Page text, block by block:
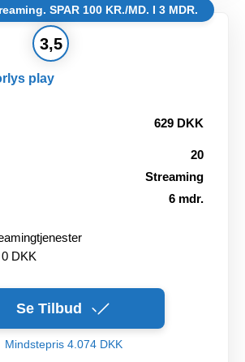
SPAR 100 KR./MD. I 3 MDR.
play
3,5
629 DKK
20
Streaming
6 mdr.
DKK
Se Tilbud
Mindstepris 4.074 DKK